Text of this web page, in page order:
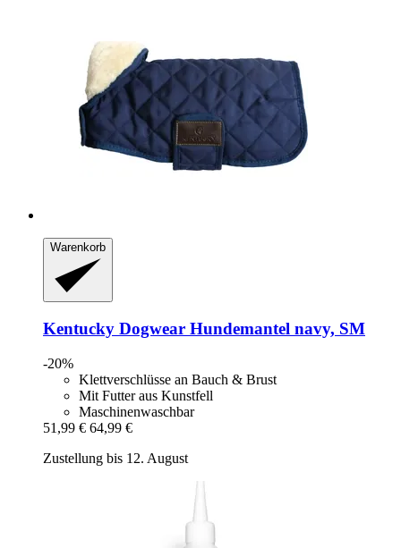
Warenkorb
Kentucky Dogwear Hundemantel navy, SM
-20%
Klettverschlüsse an Bauch & Brust
Mit Futter aus Kunstfell
Maschinenwaschbar
51,99 € 64,99 €
Zustellung bis 12. August